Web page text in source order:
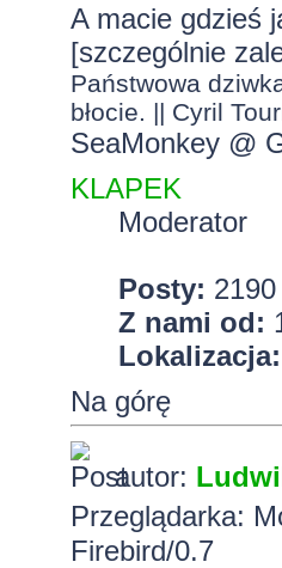
A macie gdzieś
[szczególnie
Państwowa
błocie. || Cyril
SeaMonkey @
KLAPEK
Moderator
Posty: 2190
Z nami od:
Lokalizacja:
Na górę
autor:
Przeglądarka:
Firebird/0.7